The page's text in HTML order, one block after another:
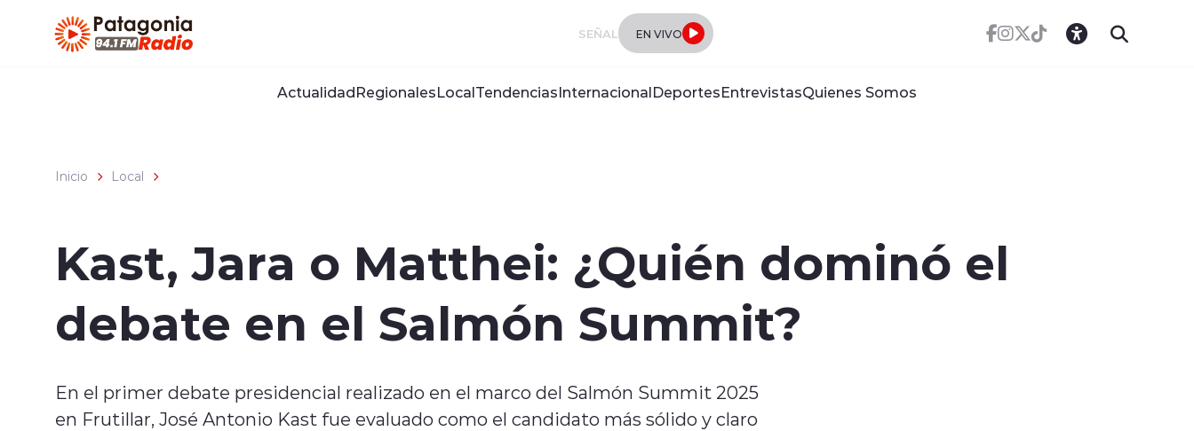
SEÑAL EN VIVO
ActualidadRegionalesLocalTendenciasInternacionalDeportesEntrevistasQuienes Somos
Inicio Local
Kast, Jara o Matthei: ¿Quién dominó el
debate en el Salmón Summit?
En el primer debate presidencial realizado en el marco del Salmón Summit 2025
en Frutillar, José Antonio Kast fue evaluado como el candidato más sólido y claro